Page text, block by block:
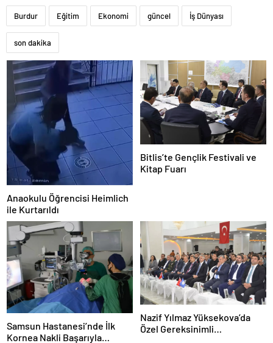
Burdur Eğitim Ekonomi güncel İş Dünyası
son dakika
Anaokulu Öğrencisi Heimlich
ile Kurtarıldı
Bitlis’te Gençlik Festivali ve
Kitap Fuarı
Samsun Hastanesi’nde İlk
Kornea Nakli Başarıyla
Nazif Yılmaz Yüksekova’da
Özel Gereksinimli